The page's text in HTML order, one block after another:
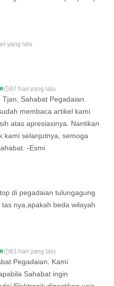
yang lalu
97 hari yang lalu
Tjan, Sahabat Pegadaian.
membaca artikel kami
atas apresiasinya. Nantikan
kami selanjutnya, semoga
-Esmi
di pegadaian tulungagung
nya,apakah beda wilayah
83 hari yang lalu
Pegadaian. Kami
Sahabat ingin